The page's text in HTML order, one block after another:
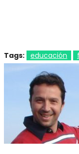
Tags: educación